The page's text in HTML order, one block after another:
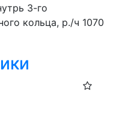
3-го
кольца, р./ч 1070